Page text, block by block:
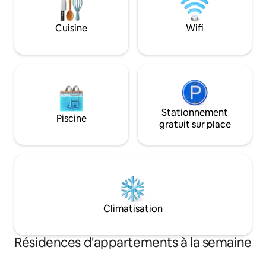
Cuisine Wifi
Piscine
Stationnement
gratuit sur place
Climatisation
Résidences d'appartements à la semaine